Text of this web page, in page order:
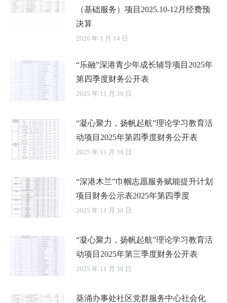
（基础服务）项目2025.10-12月经费预
决算
2026 年 1 月 14 日
“乐融”深港青少年成长辅导项目2025年
第四季度财务公开表
2025 年 11 月 30 日
“凝心聚力，扬帆起航”理论学习教育活
动项目2025年第四季度财务公开表
2025 年 11 月 30 日
“深港木兰”巾帼志愿服务赋能提升计划
项目财务公示表2025年第四季度
2025 年 11 月 30 日
“凝心聚力，扬帆起航”理论学习教育活
动项目2025年第三季度财务公开表
2025 年 11 月 30 日
葵涌办事处社区党群服务中心社会化